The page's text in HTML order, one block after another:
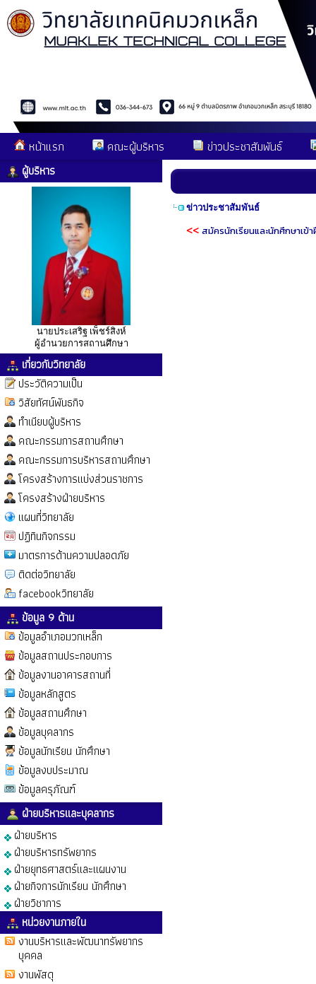
หน้าแรก คณะผู้บริหาร ข่าวประชาสัมพันธ์
ผู้บริหาร
นายประเสริฐ เพ็ชร์สิงห์
ผู้อำนวยการสถานศึกษา
เกี่ยวกับวิทยาลัย
ประวัติความเป็น
วิสัยทัศน์พันธกิจ
ทำเนียบผู้บริหาร
คณะกรรมการสถานศึกษา
คณะกรรมการบริหารสถานศึกษา
โครงสร้างการแบ่งส่วนราชการ
โครงสร้างฝ่ายบริหาร
แผนที่วิทยาลัย
ปฏิทินกิจกรรม
มาตรการด้านความปลอดภัย
ติดต่อวิทยาลัย
facebookวิทยาลัย
ข้อมูล 9 ด้าน
ข้อมูลอำเภอมวกเหล็ก
ข้อมูลสถานประกอบการ
ข้อมูลงานอาคารสถานที่
ข้อมูลหลักสูตร
ข้อมูลสถานศึกษา
ข้อมูลบุคลากร
ข้อมูลนักเรียน นักศึกษา
ข้อมูลงบประมาณ
ข้อมูลครุภัณฑ์
ฝ่ายบริหารและบุคลากร
ฝ่ายบริหาร
ฝ่ายบริหารทรัพยากร
ฝ่ายยุทธศาสตร์และแผนงาน
ฝ่ายกิจการนักเรียน นักศึกษา
ฝ่ายวิชาการ
หน่วยงานภายใน
งานบริหารและพัฒนาทรัพยากร
บุคคล
งานพัสดุ
ข่าวประชาสัมพันธ์
<< สมัครนักเรียนและนักศึกษาเข้